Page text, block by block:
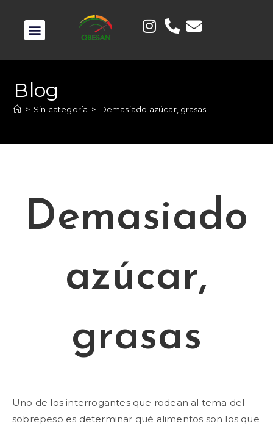
Blog
> Sin categoría > Demasiado azúcar, grasas
Demasiado
azúcar,
grasas
Uno de los interrogantes que rodean al tema del
sobrepeso es determinar qué alimentos son los que